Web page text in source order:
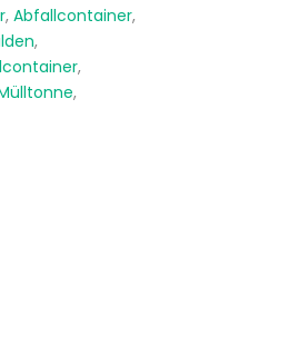
, Abfallcontainer,
,
,
,